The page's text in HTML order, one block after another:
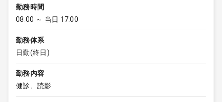
勤務時間
08:00 ～ 当日 17:00
勤務体系
日勤(終日)
勤務内容
健診、読影